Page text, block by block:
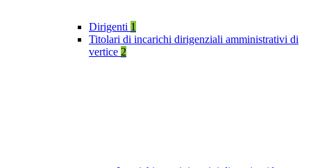
Dirigenti 1
Titolari di incarichi dirigenziali amministrativi di
vertice 2